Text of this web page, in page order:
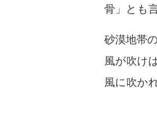
骨」とも
砂漠地帯
風が吹け
風に吹か